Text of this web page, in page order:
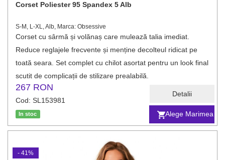
Alege Marimea
Detalii
Corset Poliester 95 Spandex 5 Alb
S-M, L-XL, Alb, Marca: Obsessive
Corset cu sârmă și volănaș care mulează talia imediat.
Reduce reglajele frecvente și menține decolteul ridicat pe
toată seara. Set complet cu chilot asortat pentru un look final
scutit de complicații de stilizare prealabilă.
267 RON
Cod: SL153981
In stoc
- 41%